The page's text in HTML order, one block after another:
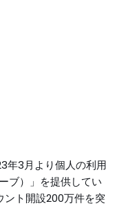
年3月より個人の利用
ブ）」を提供してい
ント開設200万件を突